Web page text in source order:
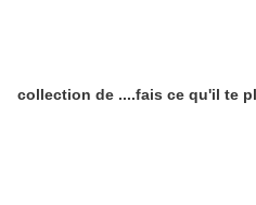
collection de ....fais ce qu'il te